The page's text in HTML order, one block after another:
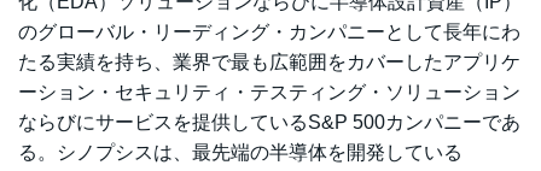
のグローバル・リーディング・カンパニーとして長年にわ
たる実績を持ち、業界で最も広範囲をカバーしたアプリケ
ーション・セキュリティ・テスティング・ソリューション
ならびにサービスを提供しているS&P 500カンパニーであ
る。シノプシスは、最先端の半導体を開発している